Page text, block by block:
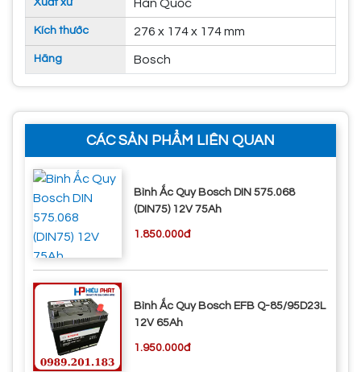
Xuất xứ Hàn Quốc
Kích thước 276 x 174 x 174 mm
Hãng Bosch
CÁC SẢN PHẨM LIÊN QUAN
Bình Ắc Quy Bosch DIN 575.068
(DIN75) 12V 75Ah
1.850.000đ
Bình Ắc Quy Bosch EFB Q-85/95D23L
12V 65Ah
1.950.000đ